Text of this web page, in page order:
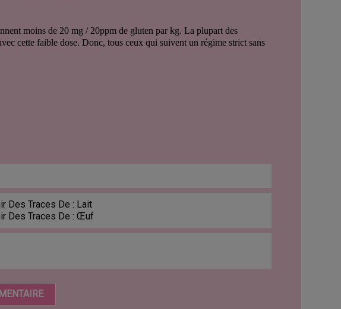
moins de 20 mg / 20ppm de gluten par kg. La plupart des
cette faible dose. Donc, tous ceux qui suivent un régime strict sans
Des Traces De : Lait
Des Traces De : Œuf